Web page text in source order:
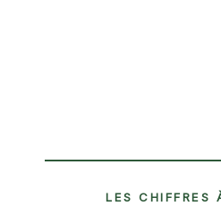
LES CHIFFRES